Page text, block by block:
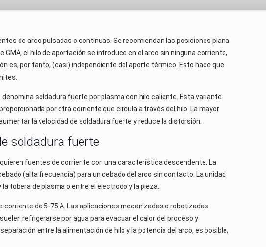
de arco pulsadas o continuas. Se recomiendan las posiciones plana
el hilo de aportación se introduce en el arco sin ninguna corriente,
es, por tanto, (casi) independiente del aporte térmico. Esto hace que
soldadura fuerte por plasma con hilo caliente. Esta variante
por otra corriente que circula a través del hilo. La mayor
la velocidad de soldadura fuerte y reduce la distorsión.
soldadura fuerte
fuentes de corriente con una característica descendente. La
(alta frecuencia) para un cebado del arco sin contacto. La unidad
tobera de plasma o entre el electrodo y la pieza.
corriente de 5-75 A. Las aplicaciones mecanizadas o robotizadas
refrigerarse por agua para evacuar el calor del proceso y
entre la alimentación de hilo y la potencia del arco, es posible,